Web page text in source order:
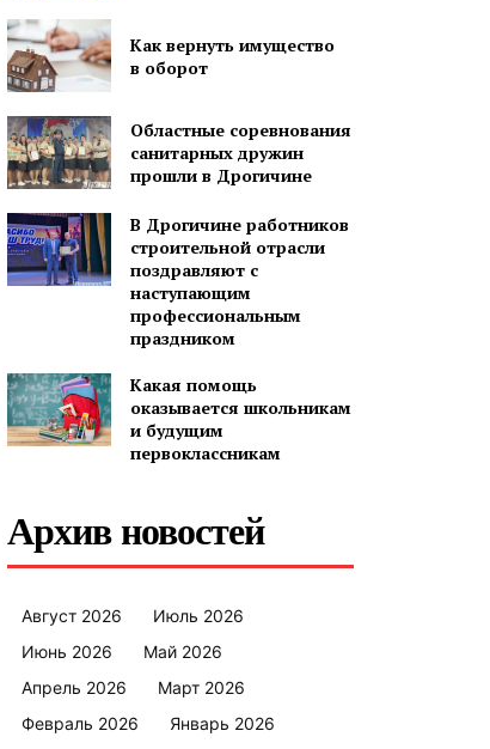
Как вернуть имущество
в оборот
Областные соревнования
санитарных дружин
прошли в Дрогичине
В Дрогичине работников
строительной отрасли
поздравляют с
наступающим
профессиональным
праздником
Какая помощь
оказывается школьникам
и будущим
первоклассникам
Архив новостей
Август 2026
Июль 2026
Июнь 2026
Май 2026
Апрель 2026
Март 2026
Февраль 2026
Январь 2026